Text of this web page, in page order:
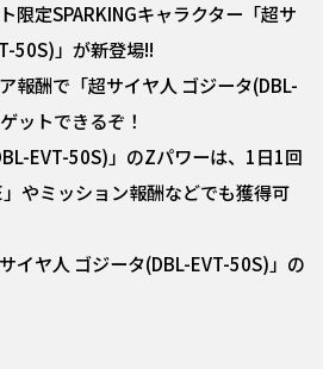
限定SPARKINGキャラクター「超サ
50S)」が新登場!!
報酬で「超サイヤ人 ゴジータ(DBL-
ットできるぞ！
EVT-50S)」のZパワーは、1日1回
やミッション報酬などでも獲得可
イヤ人 ゴジータ(DBL-EVT-50S)」の